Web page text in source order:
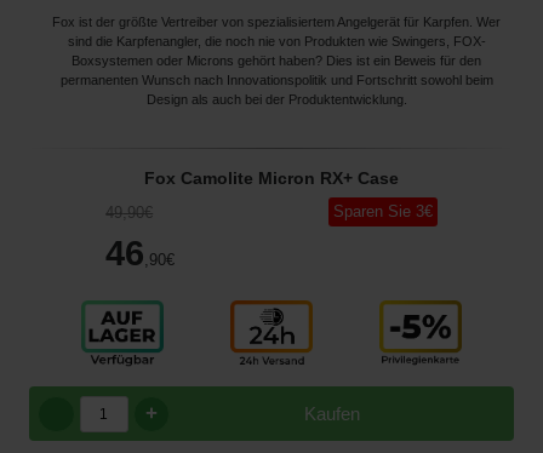
Fox ist der größte Vertreiber von spezialisiertem Angelgerät für Karpfen. Wer
sind die Karpfenangler, die noch nie von Produkten wie Swingers, FOX-
Boxsystemen oder Microns gehört haben? Dies ist ein Beweis für den
permanenten Wunsch nach Innovationspolitik und Fortschritt sowohl beim
Design als auch bei der Produktentwicklung.
Fox Camolite Micron RX+ Case
49,90€
46 ,90€
Sparen Sie 3€
Kaufen
+